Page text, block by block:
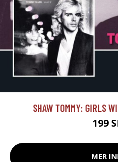
SHAW TOMMY: GIRLS
199
MER